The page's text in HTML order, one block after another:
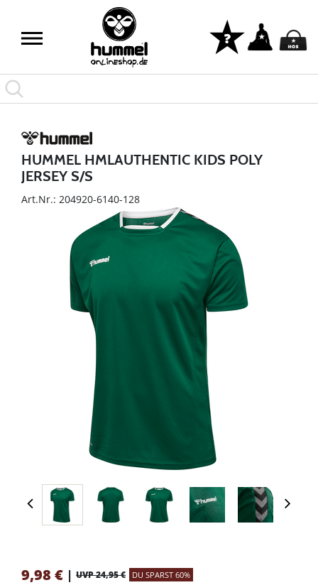
HUMMEL HMLAUTHENTIC KIDS POLY
JERSEY S/S
Art.Nr.: 204920-6140-128
9,98 € | UVP 24,95 € DU SPARST 60%